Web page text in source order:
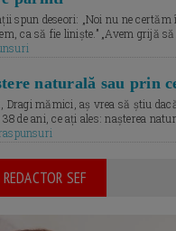
spun deseori: „Noi nu ne certăm
ca să fie liniște.” „Avem grijă
naturală sau prin
Dragi mămici, aș vrea să știu
38 de ani, ce ați ales: nașterea
SEF